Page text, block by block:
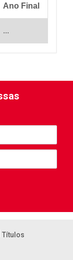
Ano Final
...
Títulos